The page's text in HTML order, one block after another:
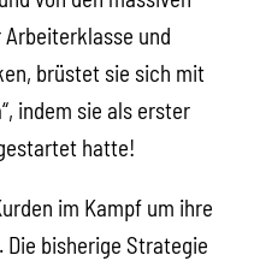
und
brüstet sie sich mit
indem sie als erster
hatte!
im Kampf um ihre
bisherige Strategie